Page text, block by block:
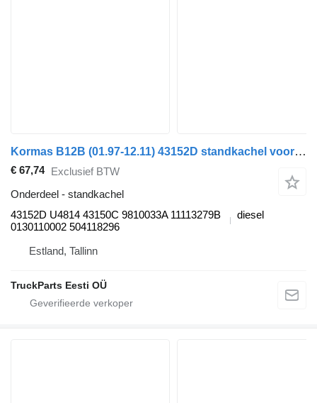
Kormas B12B (01.97-12.11) 43152D standkachel voor Volvo B6, B7, B9, B10, B12 bus (1978-2011)
€ 67,74 Exclusief BTW
Onderdeel - standkachel
43152D U4814 43150C 9810033A 11113279B
0130110002 504118296
diesel
Estland, Tallinn
TruckParts Eesti OÜ